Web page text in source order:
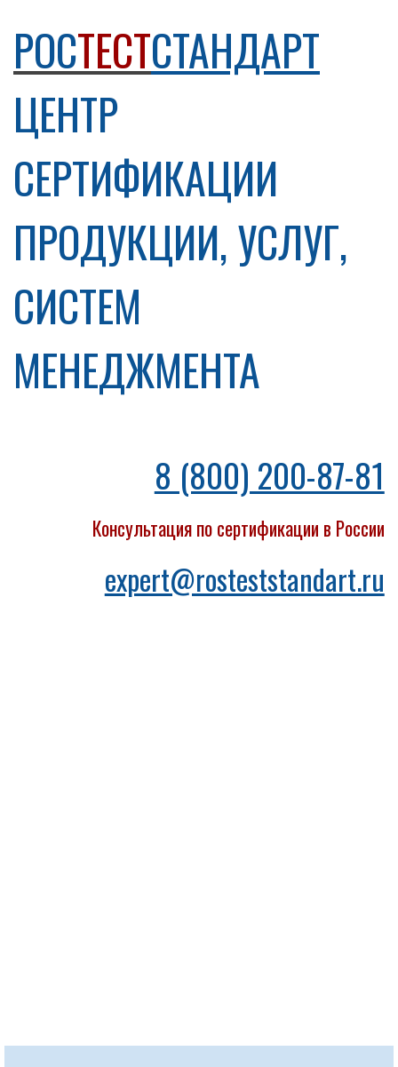
РОСТЕСТСТАНДАРТ
ЦЕНТР
СЕРТИФИКАЦИИ
ПРОДУКЦИИ, УСЛУГ,
СИСТЕМ
МЕНЕДЖМЕНТА
8 (800) 200-87-81
Консультация по сертификации в России
expert@rosteststandart.ru